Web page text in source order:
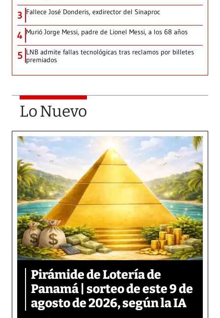
3 Fallece José Donderis, exdirector del Sinaproc
4 Murió Jorge Messi, padre de Lionel Messi, a los 68 años
5 LNB admite fallas tecnológicas tras reclamos por billetes
premiados
Lo Nuevo
Pirámide de Lotería de
Panamá | sorteo de este 9 de
agosto de 2026, según la IA